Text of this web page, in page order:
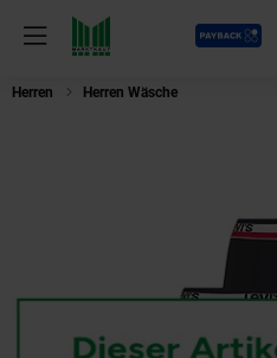
Menü
Payback
Herren Herren Wäsche